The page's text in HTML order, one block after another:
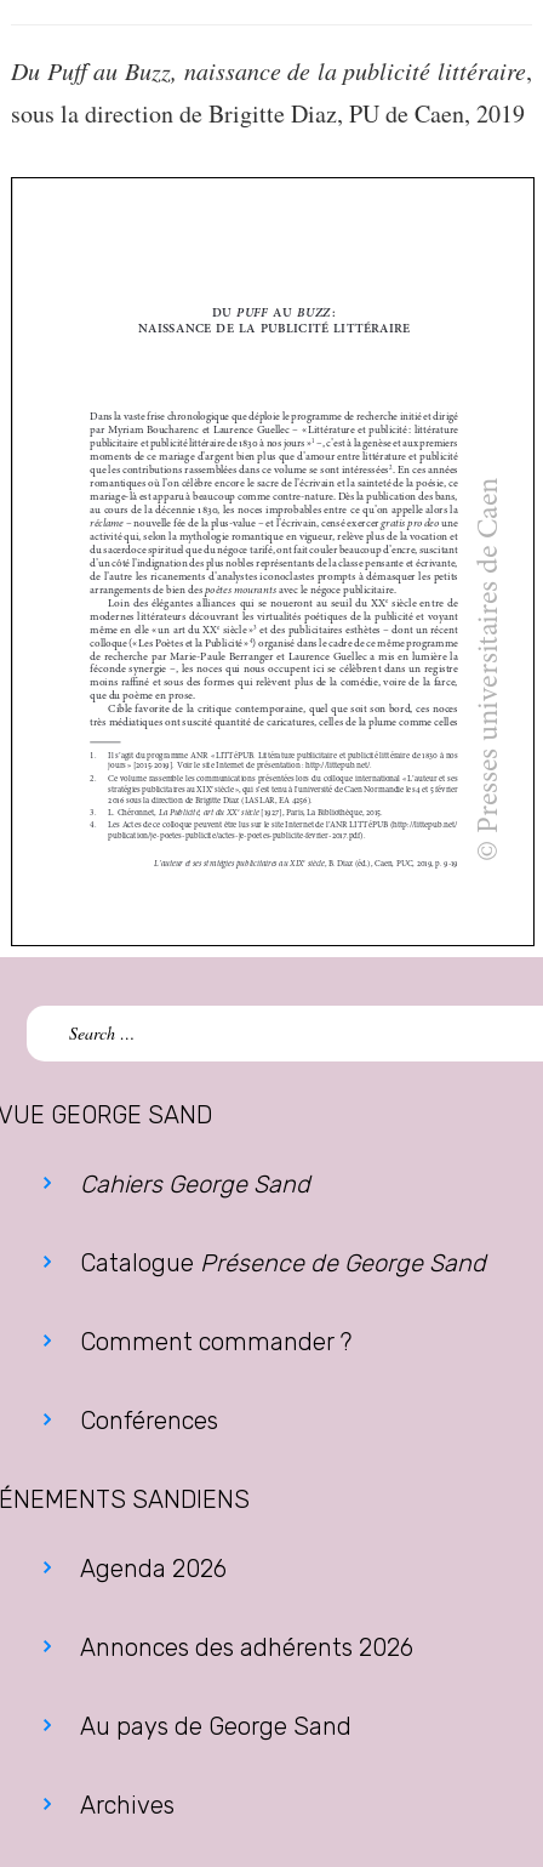
Du Puff au Buzz, naissance de la publicité littéraire,
sous la direction de Brigitte Diaz, PU de Caen, 2019
Search
for:
GEORGE SAND
Cahiers George Sand
Catalogue Présence de George Sand
Comment commander ?
Conférences
SANDIENS
Agenda 2026
Annonces des adhérents 2026
Au pays de George Sand
Archives